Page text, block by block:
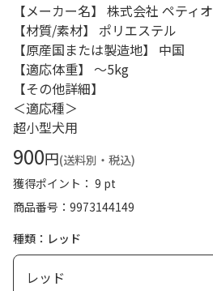
【メーカー名】 株式会社 ペティオ
【材質/素材】 ポリエステル
【原産国または製造地】 中国
【適応体重】 ～5kg
【その他詳細】
＜適応種＞
超小型犬用
900円(送料別・税込)
獲得ポイント： 9 pt
商品番号
9973144149
種類：レッド